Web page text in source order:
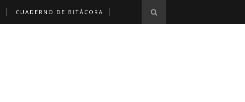
CUADERNO DE BITÁCORA